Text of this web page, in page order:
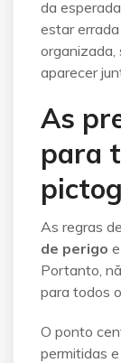
da
estar
organizada,
aparecer
As
para
As regras
de perigo
Portanto,
para todos
O ponto
permitidas